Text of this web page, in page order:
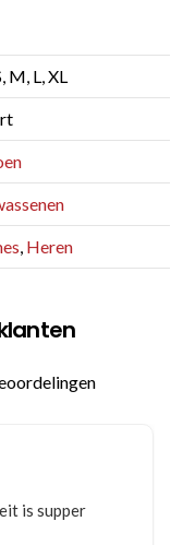
M, L, XL
, Heren
prijzen en